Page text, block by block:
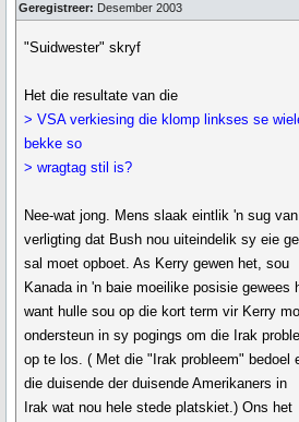
Geregistreer: Desember 2003
"Suidwester" skryf
Het die resultate van die
> VSA verkiesing die klomp linkses se
bekke so
> wragtag stil is?
Nee-wat jong. Mens slaak eintlik 'n sug van
verligting dat Bush nou uiteindelik sy eie
sal moet opboet. As Kerry gewen het, sou
Kanada in 'n baie moeilike posisie gewees
want hulle sou op die kort term vir Kerry
ondersteun in sy pogings om die Irak
op te los. ( Met die "Irak probleem" bedoel
die duisende der duisende Amerikaners in
Irak wat nou hele stede platskiet.) Ons het